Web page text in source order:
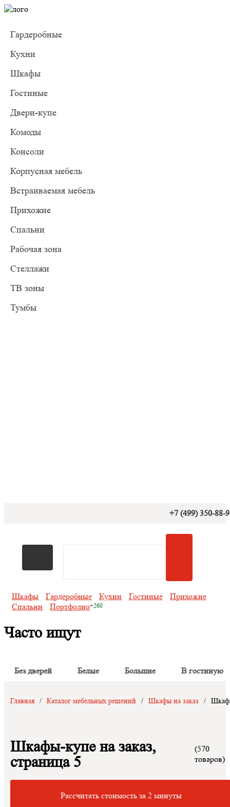
Гардеробные
Кухни
Шкафы
Гостиные
Двери-купе
Комоды
Консоли
Корпусная мебель
Встраиваемая мебель
Прихожие
Спальни
Рабочая зона
Стеллажи
ТВ зоны
Тумбы
+7 (499) 350-88-
Шкафы Гардеробные Кухни Гостиные
Прихожие
Спальни
Портфолио
Часто ищут
Без дверей Белые Большие В гостиную
Главная / Каталог мебельных решений / Шкафы на заказ /
Шкафы-купе на заказ,
страница 5
(570
товаров)
Рассчитать стоимость за 2 минуты